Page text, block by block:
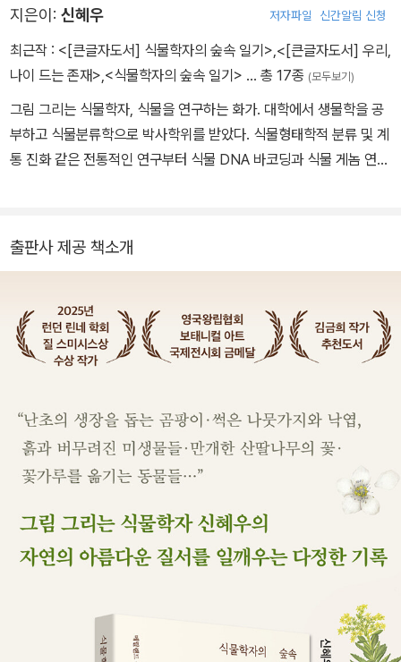
대단히 신비하고 필연적이다.
지은이: 신혜우 저자파일 신간알림 신청
최근작 : <[큰글자도서] 식물학자의 숲속 일기> <[큰글자도서] 우리,
나이 드는 존재> <식물학자의 숲속 일기> … 총 17종 (모두보기)
그림 그리는 식물학자, 식물을 연구하는 화가. 대학에서 생물학을 공
부하고 식물분류학으로 박사학위를 받았다. 식물형태학적 분류 및 계
통 진화 같은 전통적인 연구부터 식물 DNA 바코딩과 식물 게놈 연구
시회에 네 번 참여하여 모두 금메달을 수상했고, 최고 전시상 트로피
로부터 식물학자로서 과학적인 식물 그림을 그린 공로를 인정받아 질
스미시스상을 받았다. 영국왕립원예협회, 미국 카네기멜론 대학, 환
경부 국립생물자원관 등에 다수의 그림이 컬렉션으로 선정된 바 있
과 경험을 나누고 있다. 많은 이들이 식물과 소통하고 자연과 가까워
지길 바라며 전시, 저서, 강연, 식물상담소, 어린이 교육 등 다양한 활
동을 하고 있다. 쓰고 그린 책으로 《식물학자의 노트》 《이웃집 식물
상담소》가 있다.
출판사 제공 책소개